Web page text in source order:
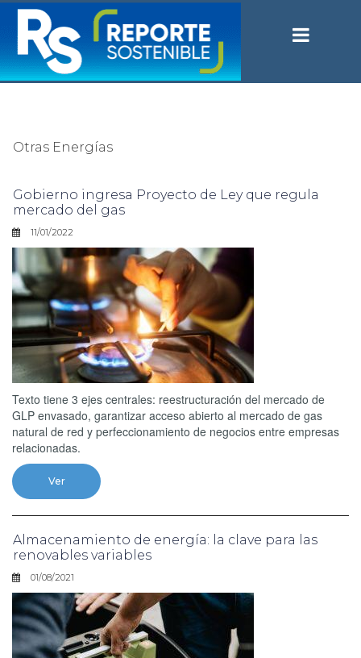
Otras Energías
Gobierno ingresa Proyecto de Ley que regula
mercado del gas
11/01/2022
Texto tiene 3 ejes centrales: reestructuración del mercado de
GLP envasado, garantizar acceso abierto al mercado de gas
natural de red y perfeccionamiento de negocios entre empresas
relacionadas.
Ver
Almacenamiento de energía: la clave para las
renovables variables
01/08/2021